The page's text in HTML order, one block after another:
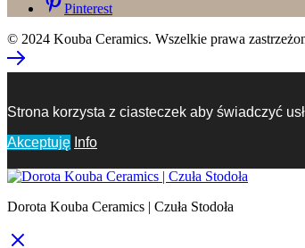
Pinterest
© 2024 Kouba Ceramics. Wszelkie prawa
Strona korzysta z ciasteczek aby świadczyć
Akceptuję Info
Dorota Kouba Ceramics | Czuła Stodoła